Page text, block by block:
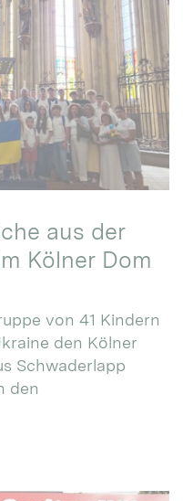
aus der
Kölner Dom
von 41 Kindern
den Kölner
Schwaderlapp
den